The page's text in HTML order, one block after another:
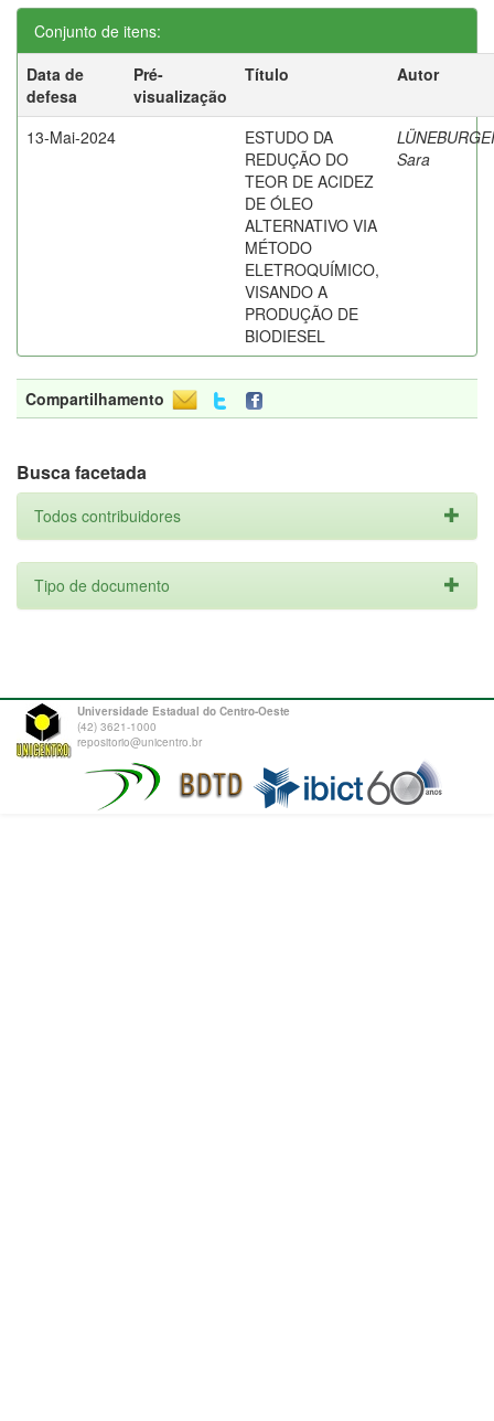
Conjunto de itens:
Data de
defesa
Pré-
visualização
Título Autor
13-Mai-2024
ESTUDO DA
REDUÇÃO DO
TEOR DE ACIDEZ
DE ÓLEO
ALTERNATIVO VIA
MÉTODO
ELETROQUÍMICO,
VISANDO A
PRODUÇÃO DE
BIODIESEL
Sara
Compartilhamento
Busca facetada
Todos contribuidores
Tipo de documento
Universidade Estadual do Centro-Oeste
(42) 3621-1000
repositorio@unicentro.br